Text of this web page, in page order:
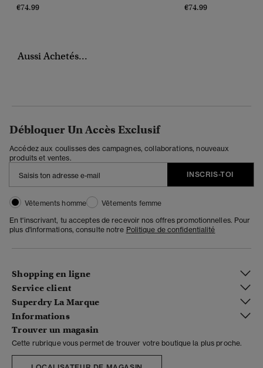
€74.99 €74.99
Aussi Achetés...
Débloquer Un Accès Exclusif
Accédez aux coulisses des campagnes, collaborations, nouveaux
produits et ventes.
INSCRIS-TOI
Vêtements homme
Vêtements femme
En t'inscrivant, tu acceptes de recevoir nos offres promotionnelles. Pour
plus d'informations, consulte notre Politique de confidentialité
Shopping en ligne
Service client
Superdry La Marque
Informations
Trouver un magasin
Cette rubrique vous permet de trouver votre boutique la plus proche.